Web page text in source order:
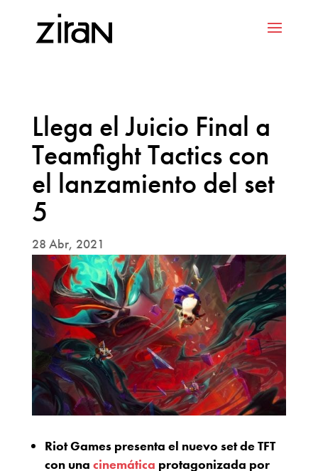
Llega el Juicio Final a
Teamfight Tactics con
el lanzamiento del set
5
28 Abr, 2021
Riot Games presenta el nuevo set de TFT
con una cinemática protagonizada por